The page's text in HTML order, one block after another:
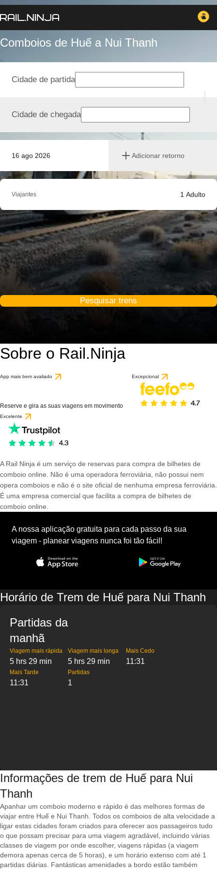
Comboios de Huế a Nui Thanh
16 ago 2026 Adicionar retorno
Cidade de partida
Cidade de chegada
Viajantes 1 Adulto
Pesquisar trens
Sobre o Rail.Ninja
App mais bem avaliado
Reserve e gira as suas viagens em movimento
Excepcional
Excelente
A Rail Ninja é um serviço de reservas para compra de bilhetes de
comboio online. Não é uma operadora ferroviária, não possui nem
opera comboios e não é o site oficial de nenhuma empresa ferroviária.
É uma empresa comercial que facilita a compra de bilhetes de
comboio online.
A nossa aplicação gratuita para cada passo da sua
viagem - planear viagens nunca foi tão fácil!
Horário de Trem de Huế para Nui Thanh
Partidas da
manhã
Viagem mais rápida
5 hrs 29 min
Viagem mais longa
5 hrs 29 min
Mais Cedo
11:31
Mais Tarde
11:31
Partidas
1
Informações de trem de Huế para Nui
Thanh
Apanhar um comboio moderno e rápido é das melhores formas de
viajar entre Huế e Nui Thanh. Todos os comboios de alta velocidade a
ligar estas cidades foram criados para oferecer aos passageiros tudo
o que possam precisar para uma viagem agradável, incluindo várias
classes de viagem por onde escolher, viagens rápidas (a viagem
demora apenas cerca de 5 horas), e um horário extenso com até 1
partidas diárias. Fantásticas amenidades a bordo estão também